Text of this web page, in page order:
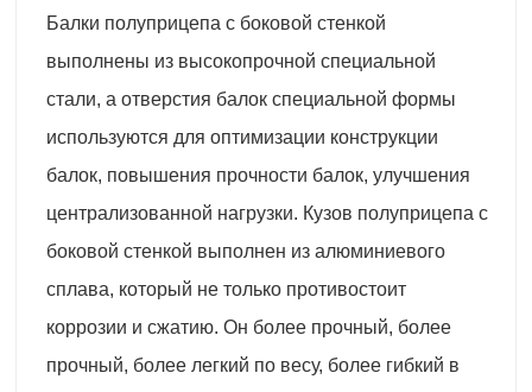
Балки полуприцепа с боковой стенкой
выполнены из высокопрочной специальной
стали, а отверстия балок специальной формы
используются для оптимизации конструкции
балок, повышения прочности балок, улучшения
централизованной нагрузки. Кузов полуприцепа с
боковой стенкой выполнен из алюминиевого
сплава, который не только противостоит
коррозии и сжатию. Он более прочный, более
прочный, более легкий по весу, более гибкий в